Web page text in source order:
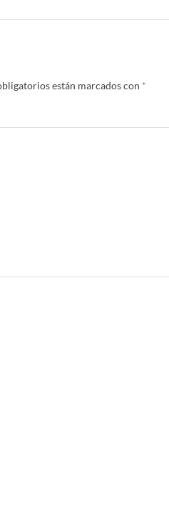
están marcados con *